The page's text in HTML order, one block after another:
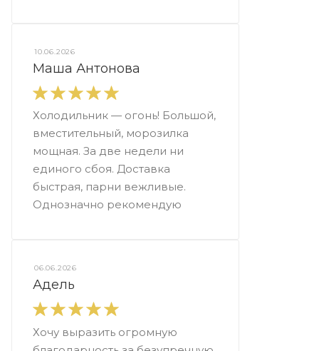
10.06.2026
Маша Антонова
Холодильник — огонь! Большой,
вместительный, морозилка
мощная. За две недели ни
единого сбоя. Доставка
быстрая, парни вежливые.
Однозначно рекомендую
06.06.2026
Адель
Хочу выразить огромную